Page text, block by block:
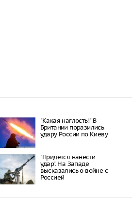
"Какая наглость!" В
Британии поразились
удару России по Киеву
"Придется нанести
удар". На Западе
высказались о войне с
Россией